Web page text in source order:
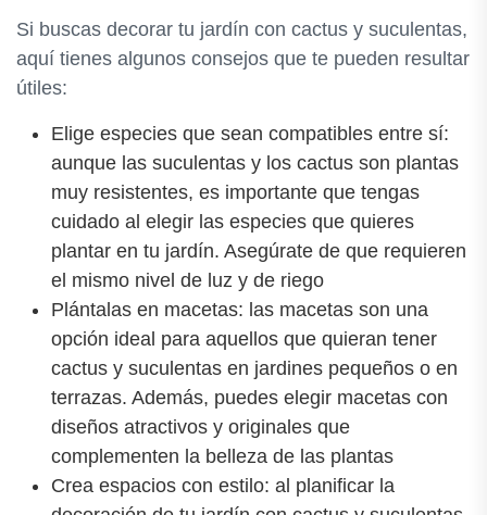
Si buscas decorar tu jardín con cactus y suculentas,
aquí tienes algunos consejos que te pueden resultar
útiles:
Elige especies que sean compatibles entre sí:
aunque las suculentas y los cactus son plantas
muy resistentes, es importante que tengas
cuidado al elegir las especies que quieres
plantar en tu jardín. Asegúrate de que requieren
el mismo nivel de luz y de riego
Plántalas en macetas: las macetas son una
opción ideal para aquellos que quieran tener
cactus y suculentas en jardines pequeños o en
terrazas. Además, puedes elegir macetas con
diseños atractivos y originales que
complementen la belleza de las plantas
Crea espacios con estilo: al planificar la